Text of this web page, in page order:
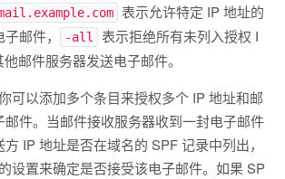
表示允许特定 IP 地址的
邮件，
-all
表示拒绝所有未列入授权 I
邮件服务器发送电子邮件。
可以添加多个条目来授权多个 IP 地址和邮
件。当邮件接收服务器收到一封电子邮件
IP 地址是否在域名的 SPF 记录中列出，
设置来确定是否接受该电子邮件。如果 SP